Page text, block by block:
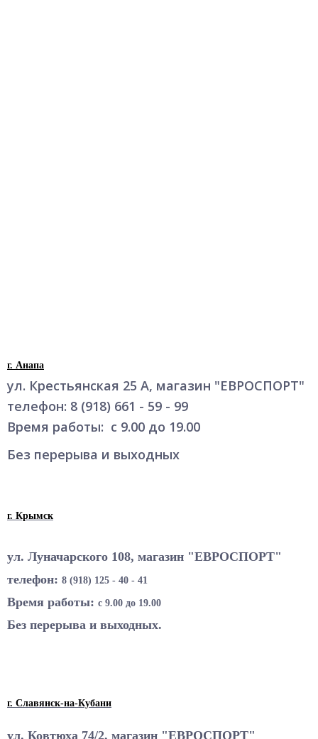
г. Анапа
ул. Крестьянская 25 А, магазин "ЕВРОСПОРТ"
телефон: 8 (918) 661 - 59 - 99
Время работы: с 9.00 до 19.00
Без перерыва и выходных
г. Крымск
ул. Луначарского 108, магазин "ЕВРОСПОРТ"
телефон: 8 (918) 125 - 40 - 41
Время работы: с 9.00 до 19.00
Без перерыва и выходных.
г. Славянск-на-Кубани
ул. Ковтюха 74/2, магазин "ЕВРОСПОРТ"